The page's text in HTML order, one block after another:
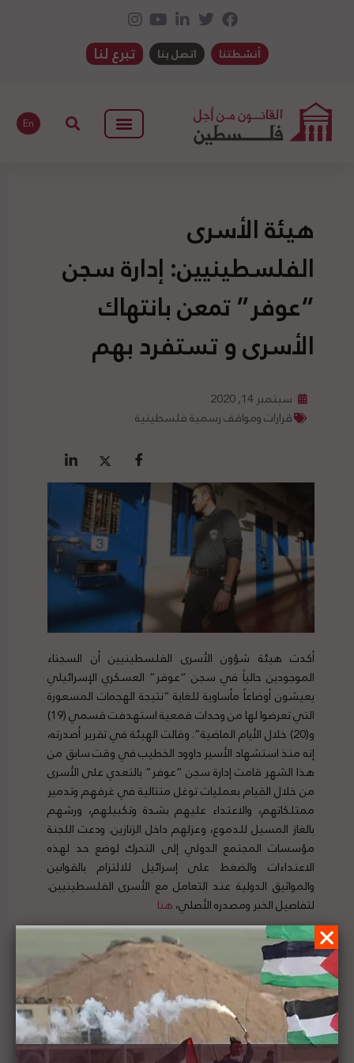
أنشطتنا اتصل بنا تبرع لنا
En
هيئة الأسرى
الفلسطينيين: إدارة سجن
“عوفر” تمعن بانتهاك
الأسرى و تستفرد بهم
سبتمبر 14, 2020
قرارات ومواقف رسمية فلسطينية
أكدت هيئة شؤون الأسرى الفلسطينيين أن السجناء
الموجودين حالياً في سجن “عوفر” العسكري الإسرائيلي
يعيشون أوضاعاً مأساوية للغاية “نتيجة الهجمات المسعورة
التي تعرضوا لها من وحدات قمعية استهدفت قسمي (19)
و(20) خلال الأيام الماضية”. وقالت الهيئة في تقرير أصدرته،
إنه منذ استشهاد الأسير داوود الخطيب في وقت سابق من
هذا الشهر قامت إدارة سجن “عوفر” بالتعدي على الأسرى
من خلال القيام بعمليات توغل متتالية في غرفهم وتدمير
ممتلكاتهم، والاعتداء عليهم بشدة وتكبيلهم، ورشهم
بالغاز المسيل للدموع، وعزلهم داخل الزنازين. ودعت اللجنة
مؤسسات المجتمع الدولي إلى التحرك لوضع حد لهذه
الاعتداءات والضغط على إسرائيل للالتزام بالقوانين
والمواثيق الدولية عند التعامل مع الأسرى الفلسطينيين.
لتفاصيل الخبر ومصدره الأصلي،هنا
السفير الياباني في فلسطين: نؤكد دعم اليابان
لحقوق الشعب الفلسطيني